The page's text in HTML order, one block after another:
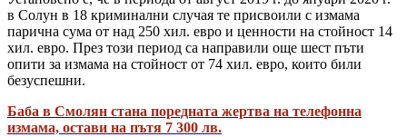
в Солун в 18 криминални случая те присвоили с измама
парична сума от над 250 хил. евро и ценности на стойност 14
хил. евро. През този период са направили още шест пъти
опити за измама на стойност от 74 хил. евро, които били
безуспешни.
Баба в Смолян стана поредната жертва на телефонна
измама, остави на пътя 7 300 лв.